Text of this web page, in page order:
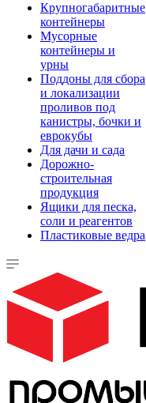
Крупногабаритные
контейнеры
Мусорные
контейнеры и
урны
Поддоны для сбора
и локализации
проливов под
канистры, бочки и
еврокубы
Для дачи и сада
Дорожно-
строительная
продукция
Ящики для песка,
соли и реагентов
Пластиковые ведра